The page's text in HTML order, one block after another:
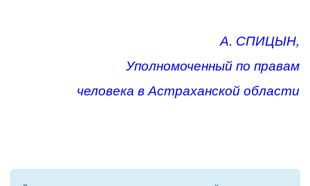
А. СПИЦЫН,
Уполномоченный по правам
человека в Астраханской области